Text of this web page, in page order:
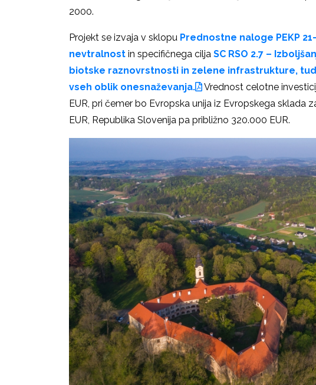
2000.
Projekt se izvaja v sklopu Prednostne naloge PEKP
nevtralnost in specifičnega cilja SC RSO 2.7 –
biotske raznovrstnosti in zelene infrastrukture,
vseh oblik onesnaževanja.
Vrednost celotne
EUR, pri čemer bo Evropska unija iz Evropskega sklada
EUR, Republika Slovenija pa približno 320.000 EUR.